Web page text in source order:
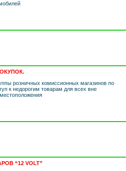
розничных комиссионных магазинов по
к недорогим товарам для всех вне
“12 VOLT”